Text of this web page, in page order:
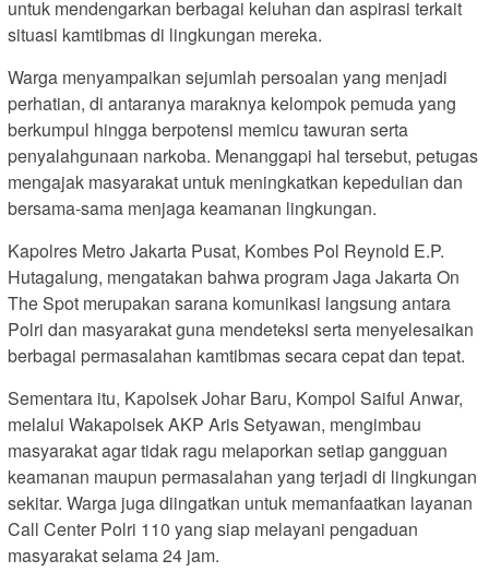
untuk mendengarkan berbagai keluhan dan aspirasi terkait
situasi kamtibmas di lingkungan mereka.
Warga menyampaikan sejumlah persoalan yang menjadi
perhatian, di antaranya maraknya kelompok pemuda yang
berkumpul hingga berpotensi memicu tawuran serta
penyalahgunaan narkoba. Menanggapi hal tersebut, petugas
mengajak masyarakat untuk meningkatkan kepedulian dan
bersama-sama menjaga keamanan lingkungan.
Kapolres Metro Jakarta Pusat, Kombes Pol Reynold E.P.
Hutagalung, mengatakan bahwa program Jaga Jakarta On
The Spot merupakan sarana komunikasi langsung antara
Polri dan masyarakat guna mendeteksi serta menyelesaikan
berbagai permasalahan kamtibmas secara cepat dan tepat.
Sementara itu, Kapolsek Johar Baru, Kompol Saiful Anwar,
melalui Wakapolsek AKP Aris Setyawan, mengimbau
masyarakat agar tidak ragu melaporkan setiap gangguan
keamanan maupun permasalahan yang terjadi di lingkungan
sekitar. Warga juga diingatkan untuk memanfaatkan layanan
Call Center Polri 110 yang siap melayani pengaduan
masyarakat selama 24 jam.